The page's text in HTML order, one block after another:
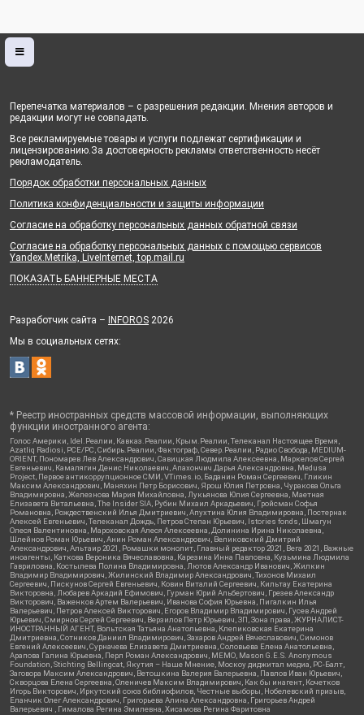
Перепечатка материалов – с разрешения редакции. Мнения авторов и
редакции могут не совпадать.
Все рекламируемые товары и услуги подлежат сертификации и
лицензированию.За достоверность рекламы ответственность несёт
рекламодатель.
Порядок обработки персональных данных
Политика конфиденциальности и защиты информации
Согласие на обработку персональных данных обратной связи
Согласие на обработку персональных данных с помощью сервисов
Yandex.Metrika, LiveInternet, top.mail.ru
ПОКАЗАТЬ БАННЕРНЫЕ МЕСТА
Разработчик сайта – INFOROS 2026
Мы в социальных сетях:
* Реестр иностранных средств массовой информации, выполняющих
функции иностранного агента:
Голос Америки, Idel.Реалии, Кавказ.Реалии, Крым.Реалии, Телеканал Настоящее Время,
Azatliq Radiosi, PCE/PC, Сибирь.Реалии, Фактограф, Север.Реалии, Радио Свобода, MEDIUM-
ORIENT, Пономарев Лев Александрович, Савицкая Людмила Алексеевна, Маркелов Сергей
Евгеньевич, Камалягин Денис Николаевич, Апахончич Дарья Александровна, Medusa
Project, Первое антикоррупционное СМИ, VTimes.io, Баданин Роман Сергеевич, Гликин
Максим Александрович, Маняхин Петр Борисович, Ярош Юлия Петровна, Чуракова Ольга
Владимировна, Железнова Мария Михайловна, Лукьянова Юлия Сергеевна, Маетная
Елизавета Витальевна, The Insider SIA, Рубин Михаил Аркадьевич, Гройсман Софья
Романовна, Рождественский Илья Дмитриевич, Апухтина Юлия Владимировна, Постернак
Алексей Евгеньевич, Телеканал Дождь, Петров Степан Юрьевич, Istories fonds, Шмагун
Олеся Валентиновна, Мароховская Алеся Алексеевна, Долинина Ирина Николаевна,
Шлейнов Роман Юрьевич, Анин Роман Александрович, Великовский Дмитрий
Александрович, Альтаир 2021, Ромашки монолит, Главный редактор 2021, Вега 2021, Важные
иноагенты, Каткова Вероника Вячеславовна, Карезина Инна Павловна, Кузьмина Людмила
Гавриловна, Костылева Полина Владимировна, Лютов Александр Иванович, Жилкин
Владимир Владимирович, Жилинский Владимир Александрович, Тихонов Михаил
Сергеевич, Пискунов Сергей Евгеньевич, Ковин Виталий Сергеевич, Кильтау Екатерина
Викторовна, Любарев Аркадий Ефимович, Гурман Юрий Альбертович, Грезев Александр
Викторович, Важенков Артем Валерьевич, Иванова София Юрьевна, Пигалкин Илья
Валерьевич, Петров Алексей Викторович, Егоров Владимир Владимирович, Гусев Андрей
Юрьевич, Смирнов Сергей Сергеевич, Верзилов Петр Юрьевич, ЗП, Зона права, ЖУРНАЛИСТ-
ИНОСТРАННЫЙ АГЕНТ, Вольтская Татьяна Анатольевна, Клепиковская Екатерина
Дмитриевна, Сотников Даниил Владимирович, Захаров Андрей Вячеславович, Симонов
Евгений Алексеевич, Сурначева Елизавета Дмитриевна, Соловьева Елена Анатольевна,
Арапова Галина Юрьевна, Перл Роман Александрович, МЕМО, Mason G.E.S. Anonymous
Foundation, Stichting Bellingcat, Якутия – Наше Мнение, Москоу диджитал медиа, РС-Балт,
Заговора Максим Александрович, Ветошкина Валерия Валерьевна, Павлов Иван Юрьевич,
Скворцова Елена Сергеевна, Оленичев Максим Владимирович, Как бы инагент, Кочетков
Игорь Викторович, Иркутский союз библиофилов, Честные выборы, Нобелевский призыв,
Еланчик Олег Александрович, Григорьева Алина Александровна, Григорьев Андрей
Валерьевич , Гималова Регина Эмилевна, Хисамова Регина Фаритовна